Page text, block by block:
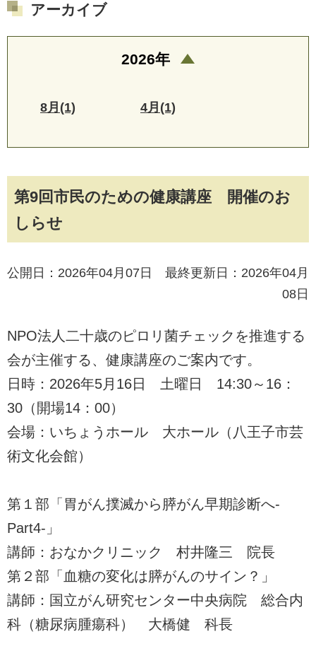
第9回市民のための健康講座 開催のお
しらせ
公開日：2026年04月07日 最終更新日：2026年04月
08日
NPO法人二十歳のピロリ菌チェックを推進する
会が主催する、健康講座のご案内です。
日時：2026年5月16日 土曜日 14:30～16：
30（開場14：00）
会場：いちょうホール 大ホール（八王子市芸
術文化会館）
第１部「胃がん撲滅から膵がん早期診断へ-
Part4-」
講師：おなかクリニック 村井隆三 院長
第２部「血糖の変化は膵がんのサイン？」
講師：国立がん研究センター中央病院 総合内
科（糖尿病腫瘍科） 大橋健 科長
アーカイブ
2026年
8月(1) 4月(1)